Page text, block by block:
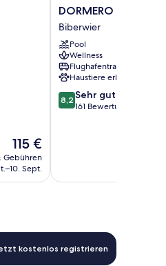
Der
Preis
beträgt
115 €
Gebühren
Sept.
DORMERO
BeHo
Zugspitze
Biberwier
DORMERO BeHo
Biberwier
Pool
Wellness
Flughafentransfer
Haustiere erlaubt
8.2
von
8,2 Sehr gut
161 Bewertungen
kostenlos registrieren